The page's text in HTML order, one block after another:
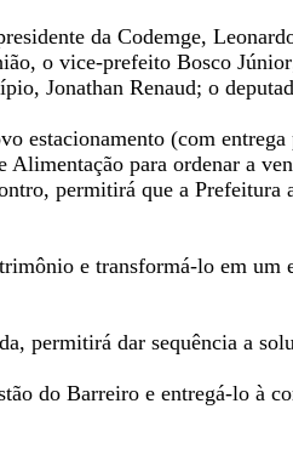
da Codemge,
o vice-prefeito Bosco
Jonathan Renaud; o
estacionamento (com
para ordenar a
permitirá que a
e transformá-lo em um
permitirá dar sequência a
do Barreiro e entregá-lo à